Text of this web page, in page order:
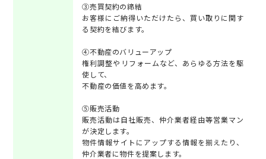
③売買契約の締結
お客様にご納得いただけたら、買い取りに関す
る契約を結びます。
④不動産のバリューアップ
権利調整やリフォームなど、あらゆる方法を駆
使して、
不動産の価値を高めます。
⑤販売活動
販売活動は自社販売、仲介業者経由等営業マン
が決定します。
物件情報サイトにアップする情報を揃えたり、
仲介業者に物件を提案します。